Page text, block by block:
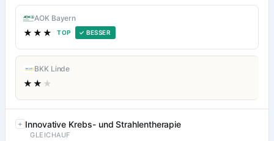
AOK Bayern
★★★ TOP ✓ BESSER
BKK Linde
★★ ★
Innovative Krebs- und Strahlentherapie
GLEICHAUF